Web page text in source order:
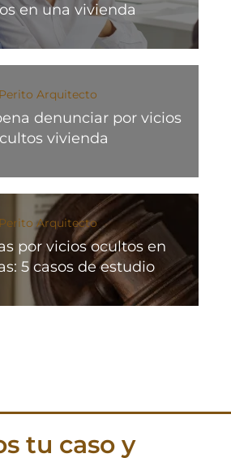
en una vivienda
Perito Arquitecto
denunciar por vicios
vivienda
Perito Arquitecto
por vicios ocultos en
5 casos de estudio
tu caso y